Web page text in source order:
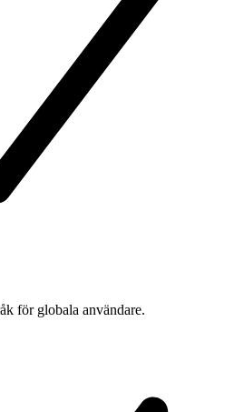
för globala användare.